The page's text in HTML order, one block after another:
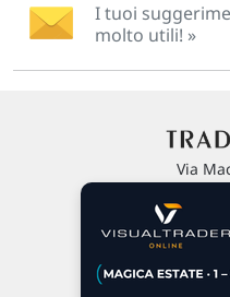
I tuoi
molto utili! »
Via
P.IVA